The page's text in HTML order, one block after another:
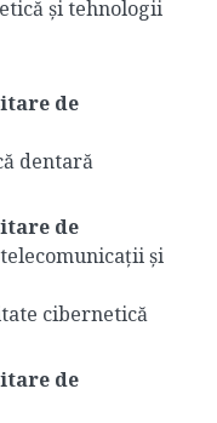
și tehnologii
de
dentară
de
și
cibernetică
de